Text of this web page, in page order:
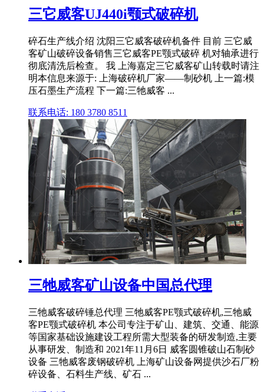
三它威客UJ440i颚式破碎机
碎石生产线介绍 沈阳三它威客破碎机备件 目前 三它威
客矿山破碎设备销售三它威客PE颚式破碎 机对轴承进行
彻底清洗后检查。 我 上海嘉定三它威客矿山转载时请注
明本信息来源于: 上海破碎机厂家——制砂机 上一篇:模
压石墨生产流程 下一篇:三牠威客 ...
联系电话: 180 3780 8511
三牠威客矿山设备中国总代理
三牠威客破碎锤总代理 三牠威客PE颚式破碎机,三牠威
客PE颚式破碎机 本公司专注于矿山、建筑、交通、能源
等国家基础设施建设工程所需大型装备的研发制造,主要
从事研发、制造和 2021年11月6日 威客圆锥破山石制砂
设备 三牠威客废钢破碎机 上海矿山设备网提供沙石厂粉
碎设备、石料生产线、矿石 ...